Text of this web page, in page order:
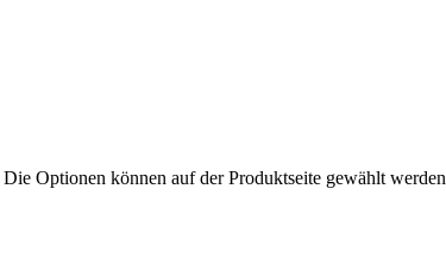
Optionen können auf der Produktseite gewählt werden